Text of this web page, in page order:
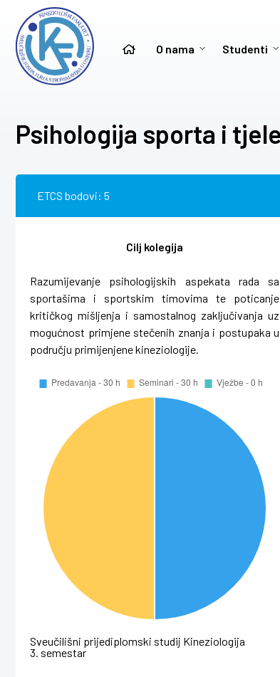
O nama Studenti
Psihologija sporta i
ETCS bodovi: 5
Cilj kolegija
Razumijevanje psihologijskih aspekata rada sa
sportašima i sportskim timovima te poticanje
kritičkog mišljenja i samostalnog zaključivanja uz
mogućnost primjene stečenih znanja i postupaka u
području primijenjene kineziologije.
Sveučilišni prijediplomski studij Kineziologija
3. semestar